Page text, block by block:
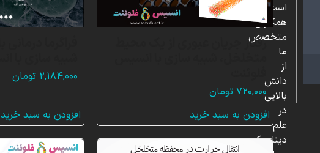
رفتار جریان عبوری از یک محیط
۷۲۰,۰۰۰ تومان
افزودن به سبد خرید
۲,۱۸۴,۰۰۰ تومان
افزودن به سبد خرید
است.
همکاران
متخصص
ما
از
دانش
بالایی
در
علم
دینامیک